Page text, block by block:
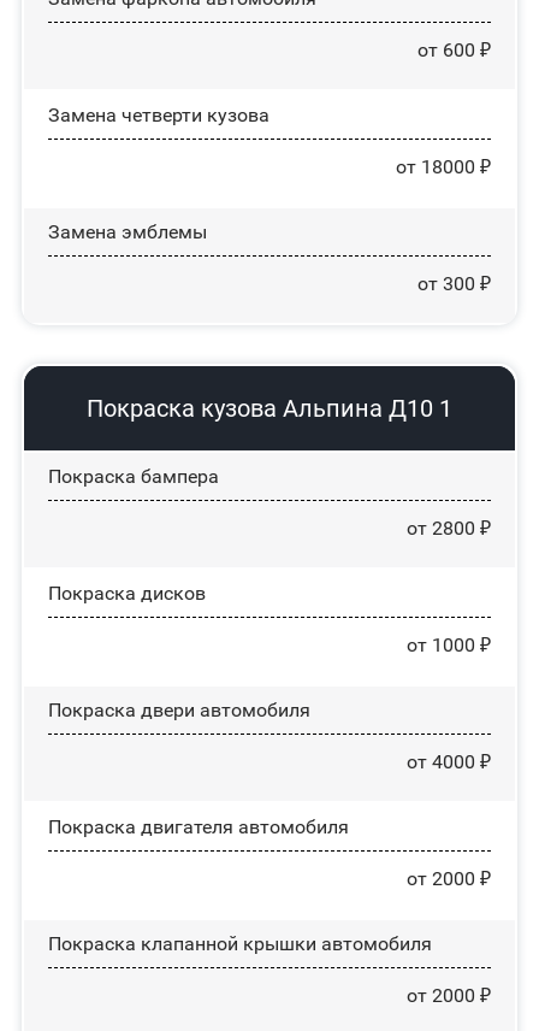
от 600 ₽
Замена четверти кузова
от 18000 ₽
Замена эмблемы
от 300 ₽
Покраска кузова Альпина Д10 1
Покраска бампера
от 2800 ₽
Покраска дисков
от 1000 ₽
Покраска двери автомобиля
от 4000 ₽
Покраска двигателя автомобиля
от 2000 ₽
Покраска клапанной крышки автомобиля
от 2000 ₽